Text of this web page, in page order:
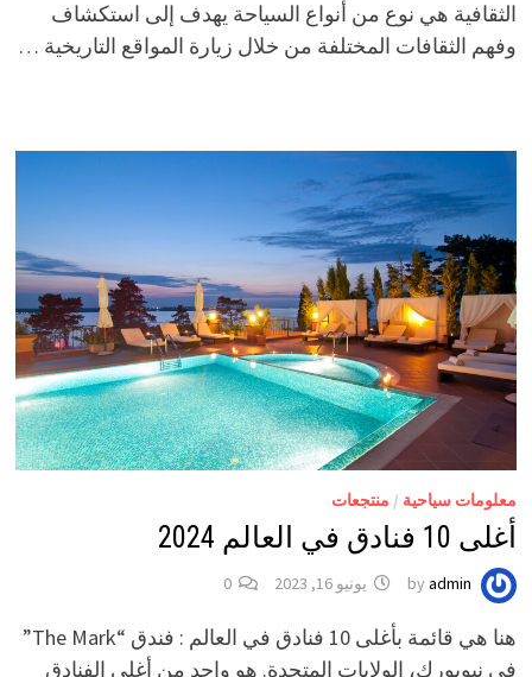
الثقافية هي نوع من أنواع السياحة يهدف إلى استكشاف
وفهم الثقافات المختلفة من خلال زيارة المواقع التاريخية …
معلومات سياحية / منتجعات
أغلى 10 فنادق في العالم 2024
byadmin يونيو 16, 2023 0
هنا هي قائمة بأغلى 10 فنادق في العالم : فندق “The Mark”
في نيويورك، الولايات المتحدة. هو واحد من أغلى الفنادق